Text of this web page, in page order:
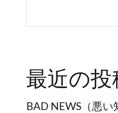
最近の投
BAD NEWS（悪